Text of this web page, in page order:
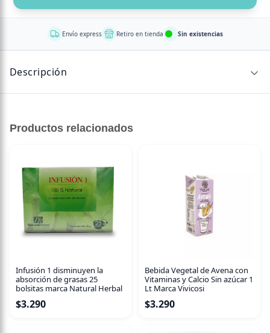
Envío express Retiro en tienda Sin existencias
Descripción
Ml, Marca El Taller.
Primeros y únicos en Chile en elaborar helados keto,
aprobados por keto club.
Sin gluten, apto para celiacos.
En constante desarrollo de nuevos sabores, todos con
Helado artesanal de alta calidad.
Antes de consumir, dejar 20 minutos fuera del congelador
Productos relacionados
Infusión 1 disminuyen la
absorción de grasas 25
bolsitas marca Natural Herbal
$3.290
Bebida Vegetal de Avena con
Vitaminas y Calcio Sin azúcar 1
Lt Marca Vivicosi
$3.290